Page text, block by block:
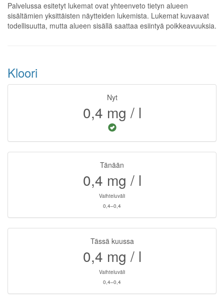
Palvelussa esitetyt lukemat ovat yhteenveto tietyn alueen
sisältämien yksittäisten näytteiden lukemista. Lukemat kuvaavat
todellisuutta, mutta alueen sisällä saattaa esiintyä poikkeavuuksia.
Kloori
Nyt
0,4 mg / l
Tänään
0,4 mg / l
Vaihteluväli
0,4–0,4
Tässä kuussa
0,4 mg / l
Vaihteluväli
0,4–0,4